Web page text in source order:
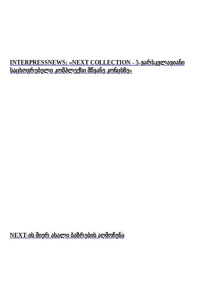
INTERPRESSNEWS: «NEXT COLLECTION - 5-ვარსკვლავიანი
საცხოვრებელი კომპლექსი მწვანე კონცხზე»
NEXT-ის მიერ ახალი ბაზრების აღმოჩენა